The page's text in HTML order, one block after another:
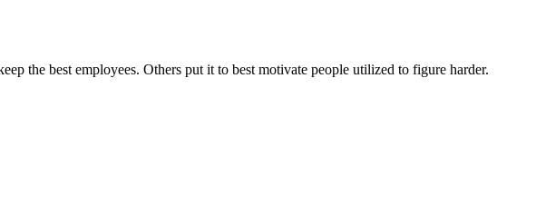
the best employees. Others put it to best motivate people utilized to figure harder.